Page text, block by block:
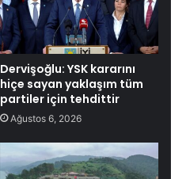
Dervişoğlu: YSK kararını
hiçe sayan yaklaşım tüm
partiler için tehdittir
Ağustos 6, 2026